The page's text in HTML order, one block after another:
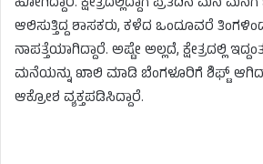
ಆಲಿಸುತ್ತಿದ್ದ ಶಾಸಕರು, ಕಳೆದ ಒಂದೂವರೆ ತಿಂಗಳಿಂದ
ನಾಪತ್ತೆಯಾಗಿದ್ದಾರೆ. ಅಷ್ಟೇ ಅಲ್ಲದೆ, ಕ್ಷೇತ್ರದಲ್ಲಿ
ಮನೆಯನ್ನು ಖಾಲಿ ಮಾಡಿ ಬೆಂಗಳೂರಿಗೆ ಶಿಫ್ಟ್
ಆಕ್ರೋಶ ವ್ಯಕ್ತಪಡಿಸಿದ್ದಾರೆ.